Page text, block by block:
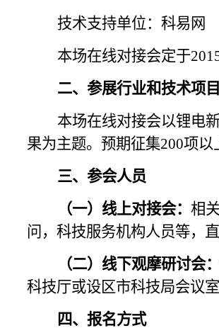
技术支持单位：科易网
本场在线对接会定于
二、参展行业和技术项目
本场在线对接会以锂电
果为主题。预期征集200项以
三、参会人员
（一）线上对接会： 相
问，科技服务机构人员等，
（二）线下观摩研讨会：
科技厅或设区市科技局会议
四、报名方式